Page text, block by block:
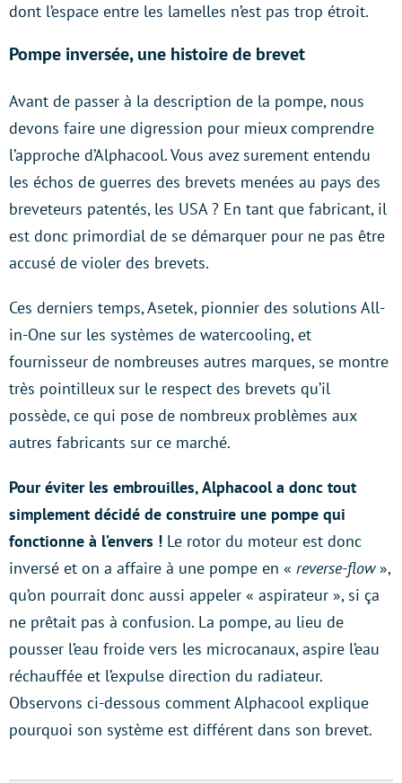
dont l’espace entre les lamelles n’est pas trop étroit.
Pompe inversée, une histoire de brevet
Avant de passer à la description de la pompe, nous
devons faire une digression pour mieux comprendre
l’approche d’Alphacool. Vous avez surement entendu
les échos de guerres des brevets menées au pays des
breveteurs patentés, les USA ? En tant que fabricant, il
est donc primordial de se démarquer pour ne pas être
accusé de violer des brevets.
Ces derniers temps, Asetek, pionnier des solutions All-
in-One sur les systèmes de watercooling, et
fournisseur de nombreuses autres marques, se montre
très pointilleux sur le respect des brevets qu’il
possède, ce qui pose de nombreux problèmes aux
autres fabricants sur ce marché.
Pour éviter les embrouilles, Alphacool a donc tout
simplement décidé de construire une pompe qui
fonctionne à l’envers ! Le rotor du moteur est donc
inversé et on a affaire à une pompe en « reverse-flow»,
qu’on pourrait donc aussi appeler « aspirateur », si ça
ne prêtait pas à confusion. La pompe, au lieu de
pousser l’eau froide vers les microcanaux, aspire l’eau
réchauffée et l’expulse direction du radiateur.
Observons ci-dessous comment Alphacool explique
pourquoi son système est différent dans son brevet.